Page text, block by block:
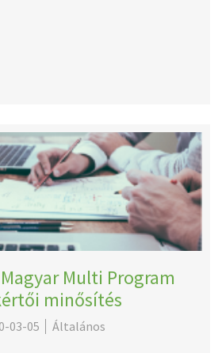
Multi Program
minősítés
03-05 Általános